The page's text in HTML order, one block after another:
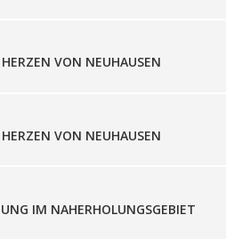
VON NEUHAUSEN
VON NEUHAUSEN
IM NAHERHOLUNGSGEBIET